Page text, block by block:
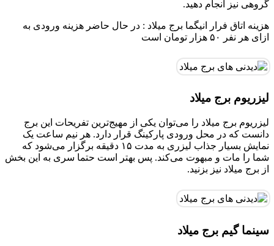
گروهی نیز انجام دهید.
هزینه اتاق فرار انیگما برج میلاد : در حال حاضر هزینه ورودی به
ازای هر نفر ۵۰ هزار تومان است
لیزریوم برج میلاد
لیزریوم برج میلاد را می‌توان یکی از مهیج‌ترین تفریحات این برج
دانست که در محل ورودی پارکینگ قرار دارد. هر نیم ساعت یک
نمایش بسیار جذاب لیزری به مدت ۱۵ دقیقه برگزار می‌شود که
شما را مات و مبهوت می‌کند. پس بهتر است حتما سری به این بخش
از برج میلاد نیز بزنید.
سینما گیم برج میلاد